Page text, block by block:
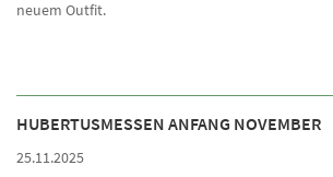
neuem Outfit.
HUBERTUSMESSEN ANFANG NOVEMBER
25.11.2025